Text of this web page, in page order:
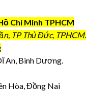
Chí Minh TPHCM
TP Thủ Đức, TPHCM.
An, Bình Dương.
Hòa, Đồng Nai